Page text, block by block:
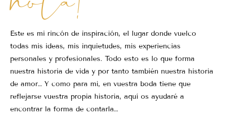
Este es mi rincón de inspiración, el lugar donde vuelco
todas mis ideas, mis inquietudes, mis experiencias
personales y profesionales. Todo esto es lo que forma
nuestra historia de vida y por tanto también nuestra historia
de amor… Y como para mi, en vuestra boda tiene que
reflejarse vuestra propia historia, aquí os ayudaré a
encontrar la forma de contarla…